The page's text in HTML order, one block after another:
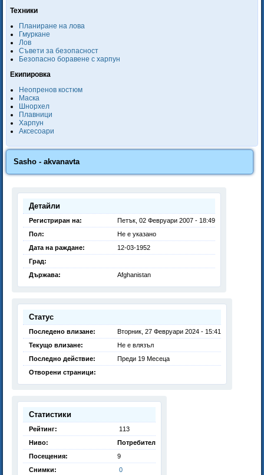
Техники
Планиране на лова
Гмуркане
Лов
Съвети за безопасност
Безопасно боравене с харпун
Екипировка
Неопренов костюм
Маска
Шнорхел
Плавници
Харпун
Аксесоари
Sasho - akvanavta
Детайли
Регистриран на:
Петък, 02 Февруари 2007 - 18:49
Пол:
Не е указано
Дата на раждане:
12-03-1952
Град:
Държава:
Afghanistan
Статус
Последено влизане:
Вторник, 27 Февруари 2024 - 15:41
Текущо влизане:
Не е влязъл
Последно действие:
Преди 19 Месеца
Отворени страници:
Статистики
Рейтинг:
113
Ниво:
Потребител
Посещения:
9
Снимки:
0